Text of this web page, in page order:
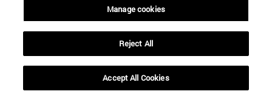
SOLICITAR INFORMACION
Manage cookies
Reject All
Accept All Cookies